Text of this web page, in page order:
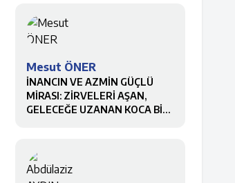
Mesut ÖNER
İNANCIN VE AZMİN GÜÇLÜ
MİRASI: ZİRVELERİ AŞAN,
GELECEĞE UZANAN KOCA BİR